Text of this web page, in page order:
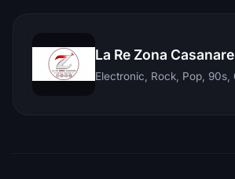
La Re Zona Casanare